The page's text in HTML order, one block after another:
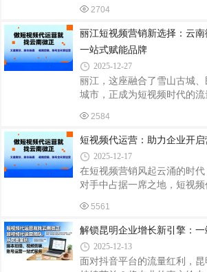
词，使搜索流量占比从15%提
营方案，助力企业在激烈的市
准定位，塑造专业形象建材行
产品目标客户差异显著。昆
业产品特点与目标受众，精
定制家居品牌，定位为“品质
美学设计理念与高端建材产
造“绿色家居守护者”形象，
优势。通过清晰定位，塑造专
2704
丽江短视频营销新选择：云南
一站式赋能品牌
2025-12-27
丽江，这座融合了雪山古城
城市，正成为短视频时代的
颖而出、精准触达目标用户？
队凭借专业的一站式服务，为
意策划到流量转化的全链路解
短视频红利的首选合作伙伴。
创作与运营难题短视频营销
是文案、拍摄、剪辑、运营
队深度整合四大核心能力：文
2584
短视频代运营：助力企业开
2025-12-17
在短视频营销风起云涌的时
对手中占据一席之地，短视
量的时间和精力。自行运营短
大量的人力、物力和财力，
买设备、学习运营技巧等。而
只需将短视频营销的需求交给
多的精力投入到核心业务中
5561
解锁昆明企业增长新引擎：
2025-12-13
面对抖音平台的流量红利，